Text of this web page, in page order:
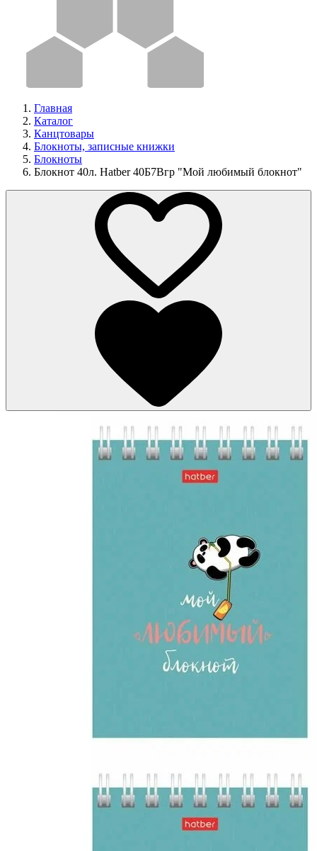
Главная
Каталог
Канцтовары
Блокноты, записные книжки
Блокноты
Блокнот 40л. Hatber 40Б7Вгр "Мой любимый блокнот"